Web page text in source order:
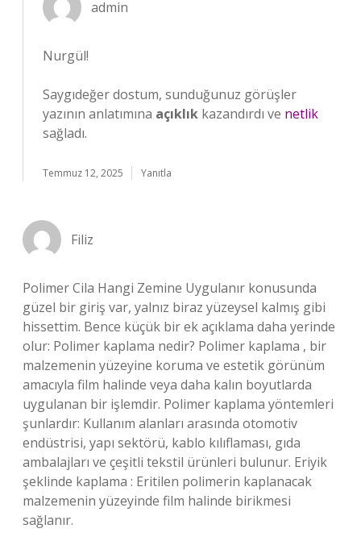
admin
Nurgül!
Saygıdeğer dostum, sunduğunuz görüşler
yazının anlatımına açıklık kazandırdı ve netlik
sağladı.
Temmuz 12, 2025 Yanıtla
Filiz
Polimer Cila Hangi Zemine Uygulanır konusunda
güzel bir giriş var, yalnız biraz yüzeysel kalmış gibi
hissettim. Bence küçük bir ek açıklama daha yerinde
olur: Polimer kaplama nedir? Polimer kaplama , bir
malzemenin yüzeyine koruma ve estetik görünüm
amacıyla film halinde veya daha kalın boyutlarda
uygulanan bir işlemdir. Polimer kaplama yöntemleri
şunlardır: Kullanım alanları arasında otomotiv
endüstrisi, yapı sektörü, kablo kılıflaması, gıda
ambalajları ve çeşitli tekstil ürünleri bulunur. Eriyik
şeklinde kaplama : Eritilen polimerin kaplanacak
malzemenin yüzeyinde film halinde birikmesi
sağlanır.